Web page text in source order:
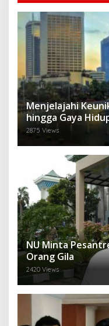
Menjelajahi
hingga Gaya
2875 Views
NU Minta
Orang Gila
2420 Views